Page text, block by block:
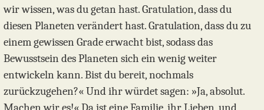
wir wissen, was du getan hast. Gratulation, dass du
diesen Planeten verändert hast. Gratulation, dass du zu
einem gewissen Grade erwacht bist, sodass das
Bewusstsein des Planeten sich ein wenig weiter
entwickeln kann. Bist du bereit, nochmals
zurückzugehen?« Und ihr würdet sagen: »Ja, absolut.